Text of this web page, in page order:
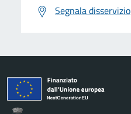
Segnala disservizio